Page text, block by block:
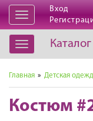
Открыть
навигацию
Вход
Открыть
навигацию
Главная » Детская
Костюм